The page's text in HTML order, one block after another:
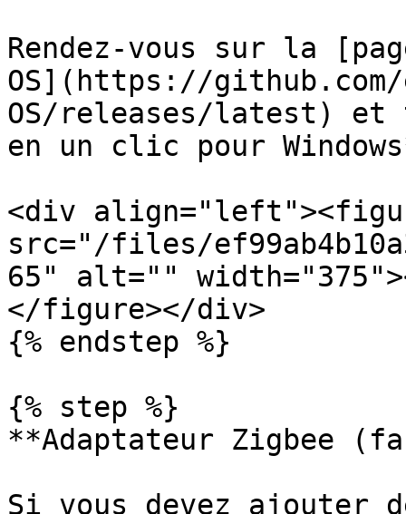
Rendez-vous sur la
OS](https://github.com/
OS/releases/latest)
en un clic pour
<div
src="/files/
65" alt=""
</figure></div>
{% endstep %}
{% step %}
**Adaptateur Zigbee
Si vous devez ajouter